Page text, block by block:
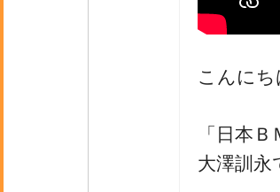
こんにち
「日本
大澤訓永